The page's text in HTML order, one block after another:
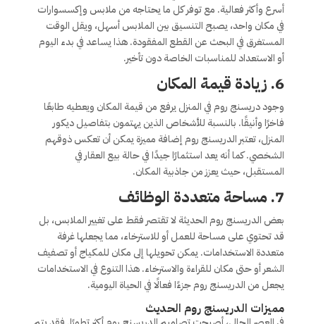
أسرع وأكثر فعالية. مع توفر كل ما يحتاجه من ملابس وإكسسوارات
في مكان واحد، يصبح التنسيق بين الملابس أسهل، ويقل الوقت
المستغرق في البحث عن القطع المفقودة. هذا يساعد في بدء اليوم
أو الاستعداد للمناسبات الخاصة دون تأخير.
6. زيادة قيمة المكان
وجود دريسنج روم في المنزل يرفع من قيمة المكان ويعطيه طابعًا
فاخرًا وأنيقًا. بالنسبة للأشخاص الذين يهتمون بتفاصيل ديكور
المنزل، تعتبر الدريسنج روم إضافة مميزة يمكن أن تعكس ذوقهم
الشخصي. كما أنه يعد استثمارًا جيدًا في حالة بيع العقار في
المستقبل، حيث يعزز من جاذبية المكان.
7. مساحة متعددة الوظائف
بعض الدريسنج روم الحديثة لا تقتصر فقط على تغيير الملابس، بل
قد تحتوي على مساحة للعمل أو للاسترخاء، مما يجعلها غرفة
متعددة الاستخدامات. يمكن تحويلها إلى مكان للمكياج أو تصفيف
الشعر أو حتى مكان للقراءة والاسترخاء. هذا التنوع في الاستخدامات
يجعل من الدريسنج روم جزءًا فعالًا في الحياة اليومية.
مميزات الدريسنج روم الحديث